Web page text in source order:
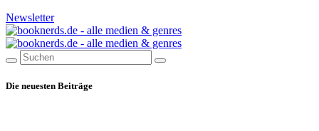
Newsletter
Die neuesten Beiträge